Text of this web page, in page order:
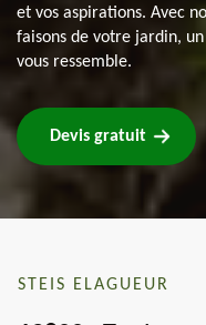
et vos aspirations. Avec
faisons de votre jardin,
vous ressemble.
Devis gratuit
STEIS ELAGUEUR